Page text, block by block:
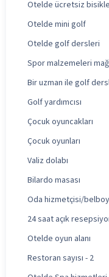
Otelde ücretsiz
Otelde mini golf
Otelde golf dersleri
Spor malzemeleri
Bir uzman ile golf
Golf yardımcısı
Çocuk oyuncakları
Çocuk oyunları
Valiz dolabı
Bilardo masası
Oda hizmetçisi/belboy
24 saat açık
Otelde oyun alanı
Restoran sayısı - 2